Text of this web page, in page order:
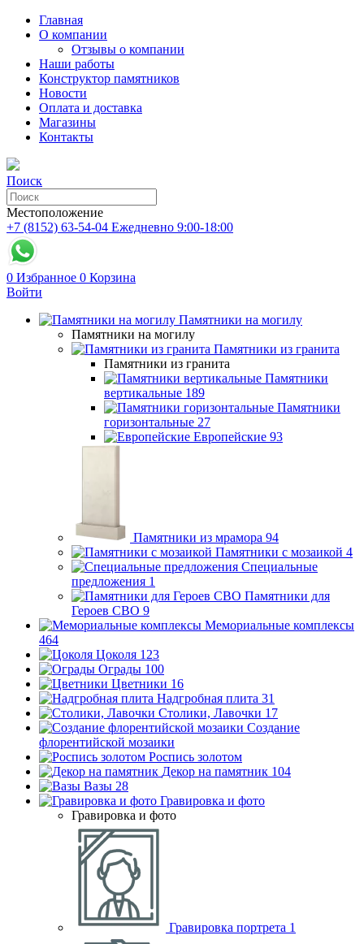
Главная
О компании
Отзывы о компании
Наши работы
Конструктор памятников
Новости
Оплата и доставка
Магазины
Контакты
Поиск
Местоположение
+7 (8152) 63-54-04 Ежедневно 9:00-18:00
0 Избранное 0 Корзина
Войти
Памятники на могилу
Памятники на могилу
Памятники из гранита
Памятники из гранита
Памятники
вертикальные 189
Памятники
горизонтальные 27
Европейские 93
Памятники из мрамора 94
Памятники с мозаикой 4
Специальные
предложения 1
Памятники для
Героев СВО 9
Мемориальные комплексы
464
Цоколя 123
Ограды 100
Цветники 16
Надгробная плита 31
Столики, Лавочки 17
Создание
флорентийской мозаики
Роспись золотом
Декор на памятник 104
Вазы 28
Гравировка и фото
Гравировка и фото
Гравировка портрета 1